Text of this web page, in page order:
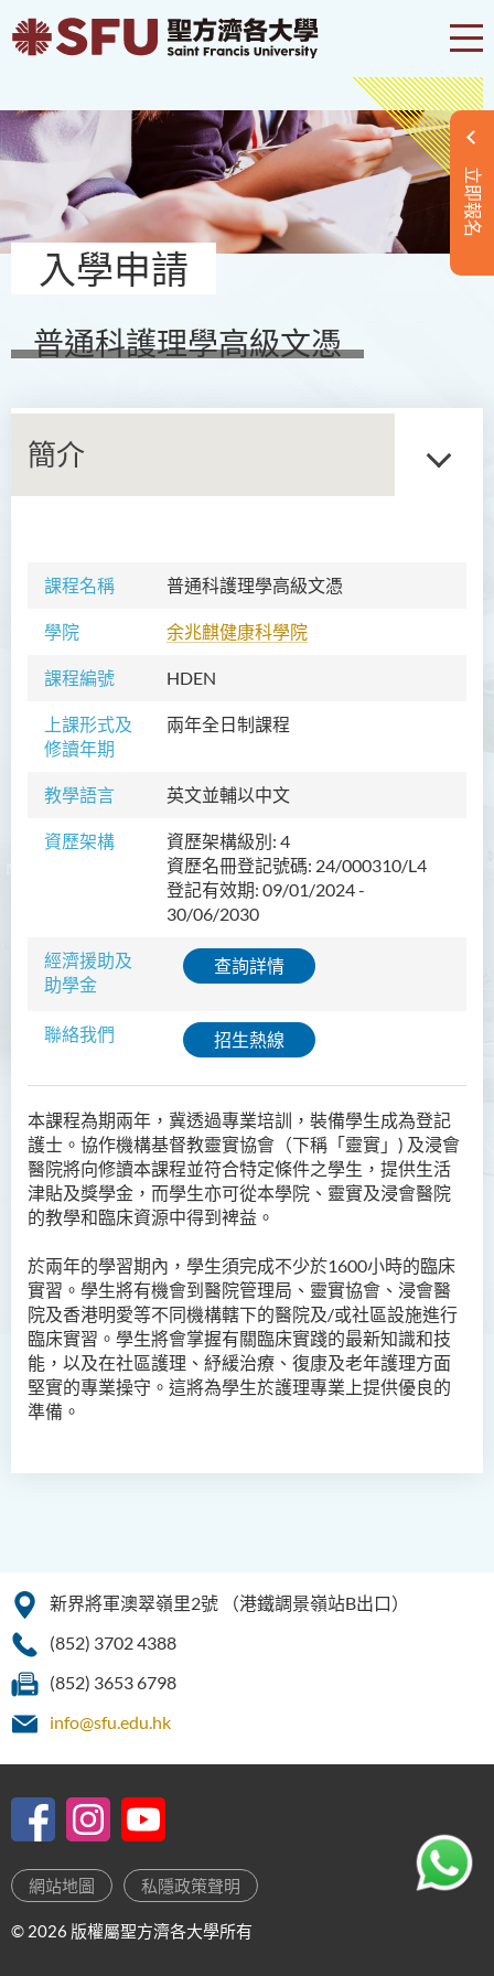
立即報名
入學申請
普通科護理學高級文憑
簡介
課程名稱 普通科護理學高級文憑
學院 余兆麒健康科學院
課程編號 HDEN
上課形式及
修讀年期
兩年全日制課程
教學語言 英文並輔以中文
資歷架構
資歷架構級別: 4
資歷名冊登記號碼: 24/000310/L4
登記有效期: 09/01/2024 -
30/06/2030
經濟援助及
助學金
查詢詳情
聯絡我們 招生熱線
本課程為期兩年，冀透過專業培訓，裝備學生成為登記
護士。協作機構基督教靈實協會（下稱「靈實」) 及浸會
醫院將向修讀本課程並符合特定條件之學生，提供生活
津貼及獎學金，而學生亦可從本學院、靈實及浸會醫院
的教學和臨床資源中得到裨益。
於兩年的學習期內，學生須完成不少於1600小時的臨床
實習。學生將有機會到醫院管理局、靈實協會、 浸會醫
院及香港明愛等不同機構轄下的醫院及/或社區設施進行
臨床實習。學生將會掌握有關臨床實踐的最新知識和技
能，以及在社區護理、紓緩治療、復康及老年護理方面
堅實的專業操守。這將為學生於護理專業上提供優良的
準備。
級文憑 (全日制/兼讀制)
犯罪及安保科學高級文憑
幼兒教育高級文憑
課程目標
課程學習成果
升學及就業前景
學費
程編號﹕HDEN-SWD）
健康護理高級文憑 (全日制 /
兼讀制)
人本服務高級文憑
配藥高級文憑 (全日制 / 兼讀
制)
設計學高級文憑
兼讀制)
翻譯科技與現代語言高級文
新界將軍澳翠嶺里2號
（港鐵調景嶺站B出口）
(852) 3702 4388
(852) 3653 6798
info@sfu.edu.hk
網站地圖 私隱政策聲明
© 2026 版權屬聖方濟各大學所有